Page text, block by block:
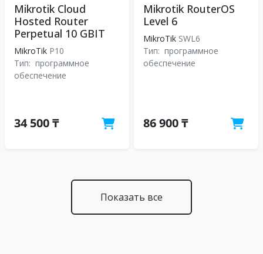
Mikrotik Cloud
Hosted Router
Perpetual 10 GBIT
MikroTik P10
Тип: программное
обеспечение
34 500 ₸
Mikrotik RouterOS
Level 6
MikroTik SWL6
Тип: программное
обеспечение
86 900 ₸
Показать все